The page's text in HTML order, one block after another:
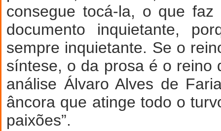
consegue tocá-la, o que
documento inquietante,
sempre inquietante. Se o
síntese, o da prosa é o reino
análise Álvaro Alves de
âncora que atinge todo o
paixões”.